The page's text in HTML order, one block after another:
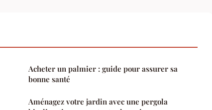
Acheter un palmier : guide pour assurer sa
bonne santé
Aménagez votre jardin avec une pergola